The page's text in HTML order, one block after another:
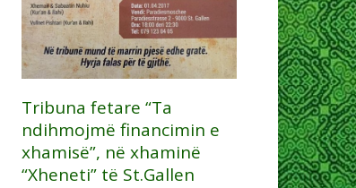
Tribuna fetare “Ta
ndihmojmë financimin e
xhamisë”, në xhaminë
“Xheneti” të St.Gallen